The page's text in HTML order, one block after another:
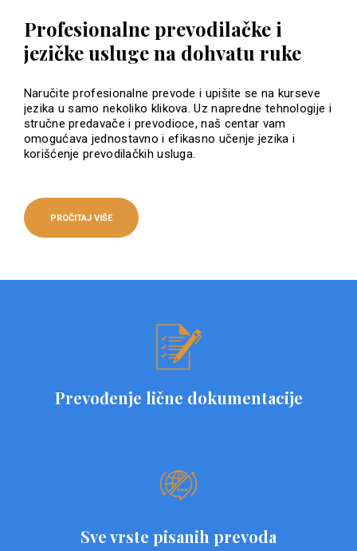
Profesionalne prevodilačke i
jezičke usluge na dohvatu ruke
Naručite profesionalne prevode i upišite se na kurseve
jezika u samo nekoliko klikova. Uz napredne tehnologije i
stručne predavače i prevodioce, naš centar vam
omogućava jednostavno i efikasno učenje jezika i
korišćenje prevodilačkih usluga.
PROČITAJ VIŠE
Prevođenje lične dokumentacije
Sve vrste pisanih prevoda